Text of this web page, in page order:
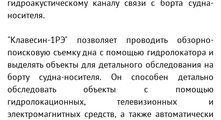
гидроакустическому каналу связи с борта судна-
носителя.
"Клавесин-1РЭ" позволяет проводить обзорно-
поисковую съемку дна с помощью гидролокатора и
выделять объекты для детального обследования на
борту судна-носителя. Он способен детально
обследовать объекты с помощью
гидролокационных, телевизионных и
электромагнитных средств, а также автоматически